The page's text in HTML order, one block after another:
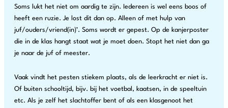
Soms lukt het niet om aardig te zijn. Iedereen is wel eens boos of
heeft een ruzie. Je lost dit dan op. Alleen of met hulp van
juf/ouders/vriend(in)’. Soms wordt er gepest. Op de kanjerposter
die in de klas hangt staat wat je moet doen. Stopt het niet dan ga
je naar de juf of meester.
Vaak vindt het pesten stiekem plaats, als de leerkracht er niet is.
Of buiten schooltijd, bijv. bij het voetbal, kaatsen, in de speeltuin
etc. Als je zelf het slachtoffer bent of als een klasgenoot het